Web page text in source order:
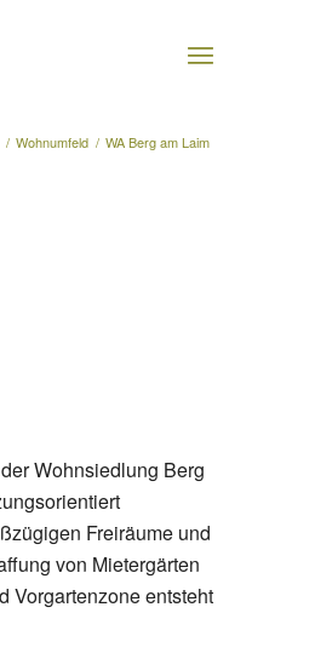
/ Wohnumfeld / WA Berg am Laim
Wohnsiedlung Berg
Freiräume und
von Mietergärten
Vorgartenzone entsteht